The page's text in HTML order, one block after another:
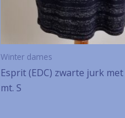
Winter dames
Esprit (EDC) zwarte jurk
mt. S